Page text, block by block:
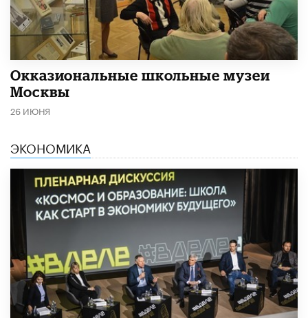
​Окказиональные школьные музеи
Москвы
26 ИЮНЯ
ЭКОНОМИКА